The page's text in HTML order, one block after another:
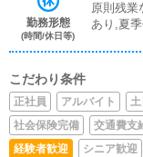
勤務形態
(時間/休日等)
原則残業
あり,夏
こだわり条件
正社員 アルバイト
社会保険完備
交通費支
経験者歓迎
シニア歓迎